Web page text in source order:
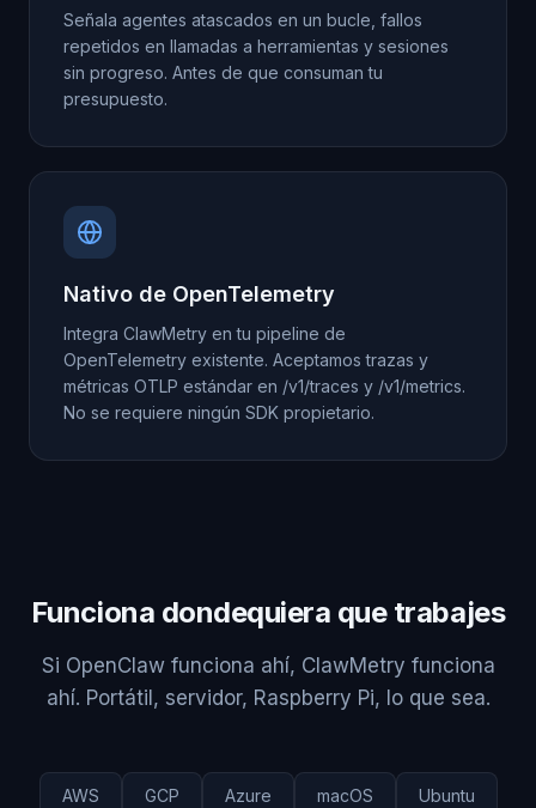
Señala agentes atascados en un bucle, fallos
repetidos en llamadas a herramientas y sesiones
sin progreso. Antes de que consuman tu
presupuesto.
Nativo de OpenTelemetry
Integra ClawMetry en tu pipeline de
OpenTelemetry existente. Aceptamos trazas y
métricas OTLP estándar en /v1/traces y /v1/metrics.
No se requiere ningún SDK propietario.
Funciona dondequiera que trabajes
Si OpenClaw funciona ahí, ClawMetry funciona
ahí. Portátil, servidor, Raspberry Pi, lo que sea.
AWS GCP Azure macOS Ubuntu